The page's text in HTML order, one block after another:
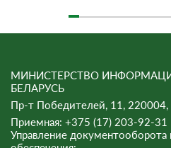
МИНИСТЕРСТВО
БЕЛАРУСЬ
Пр-т Победителей, 11, 220004,
Приемная: +375 (17) 203-92-31
Управление документооборота